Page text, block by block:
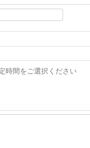
時間をご選択ください